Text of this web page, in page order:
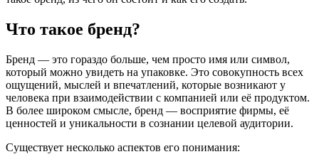
Что такое бренд?
Бренд — это гораздо больше, чем просто имя или символ,
который можно увидеть на упаковке. Это совокупность всех
ощущений, мыслей и впечатлений, которые возникают у
человека при взаимодействии с компанией или её продуктом.
В более широком смысле, бренд — восприятие фирмы, её
ценностей и уникальности в сознании целевой аудитории.
Существует несколько аспектов его понимания: